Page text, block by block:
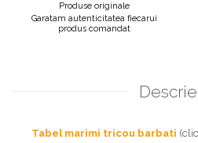
Produse originale
Garatam autenticitatea fiecarui
produs comandat
Tabel marimi tricou barbati